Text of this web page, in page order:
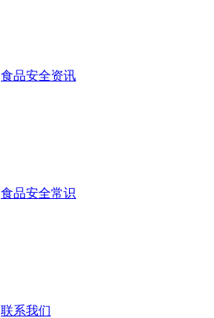
食品安全资讯
食品安全常识
联系我们